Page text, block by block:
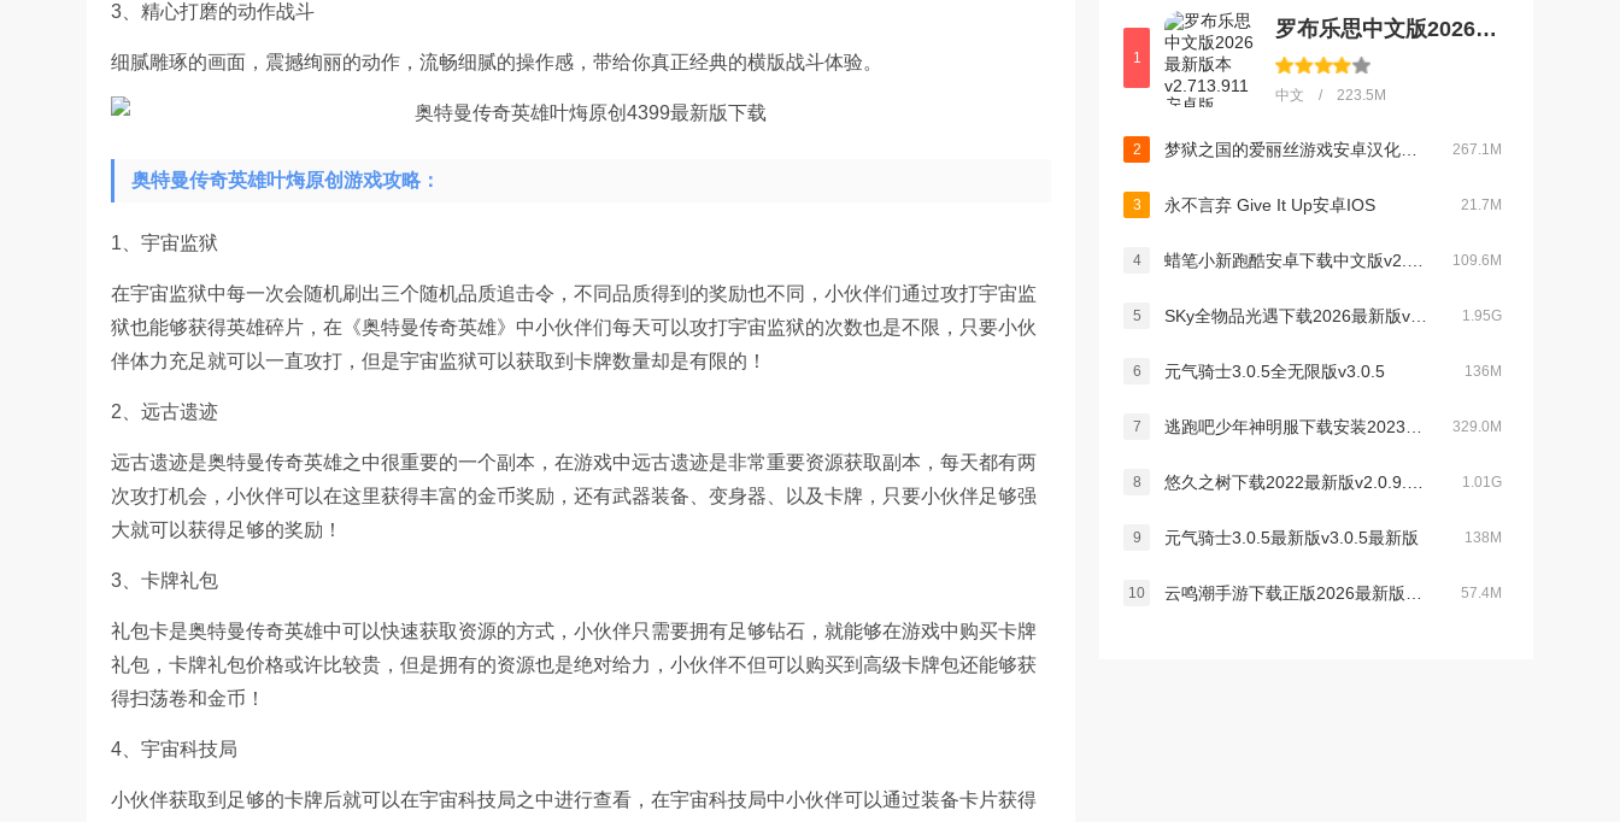
3、精心打磨的动作战斗
细腻雕琢的画面，震撼绚丽的动作，流畅细腻的操作感，带给你真正经典的横版战斗体验。
奥特曼传奇英雄叶烸原创游戏攻略：
1、宇宙监狱
在宇宙监狱中每一次会随机刷出三个随机品质追击令，不同品质得到的奖励也不同，小伙伴们通过攻打宇宙监
狱也能够获得英雄碎片，在《奥特曼传奇英雄》中小伙伴们每天可以攻打宇宙监狱的次数也是不限，只要小伙
伴体力充足就可以一直攻打，但是宇宙监狱可以获取到卡牌数量却是有限的！
2、远古遗迹
远古遗迹是奥特曼传奇英雄之中很重要的一个副本，在游戏中远古遗迹是非常重要资源获取副本，每天都有两
次攻打机会，小伙伴可以在这里获得丰富的金币奖励，还有武器装备、变身器、以及卡牌，只要小伙伴足够强
大就可以获得足够的奖励！
3、卡牌礼包
礼包卡是奥特曼传奇英雄中可以快速获取资源的方式，小伙伴只需要拥有足够钻石，就能够在游戏中购买卡牌
礼包，卡牌礼包价格或许比较贵，但是拥有的资源也是绝对给力，小伙伴不但可以购买到高级卡牌包还能够获
得扫荡卷和金币！
4、宇宙科技局
小伙伴获取到足够的卡牌后就可以在宇宙科技局之中进行查看，在宇宙科技局中小伙伴可以通过装备卡片获得
1
罗布乐思中文版2026最新版本v2.713.911安卓版
中文 / 223.5M
2 267.1M
3 永不言弃 Give It Up安卓IOS 21.7M
4 109.6M
5 1.95G
6 元气骑士3.0.5全无限版v3.0.5 136M
7 329.0M
8 1.01G
9 元气骑士3.0.5最新版v3.0.5最新版 138M
10 57.4M